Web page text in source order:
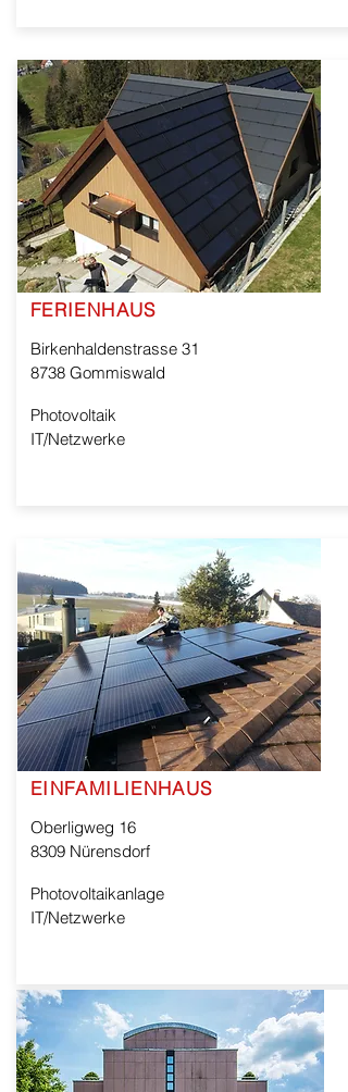
FERIENHAUS
Birkenhaldenstrasse 31
8738 Gommiswald
Photovoltaik
IT/Netzwerke
EINFAMILIENHAUS
Oberligweg 16
8309 Nürensdorf
Photovoltaikanlage
IT/Netzwerke